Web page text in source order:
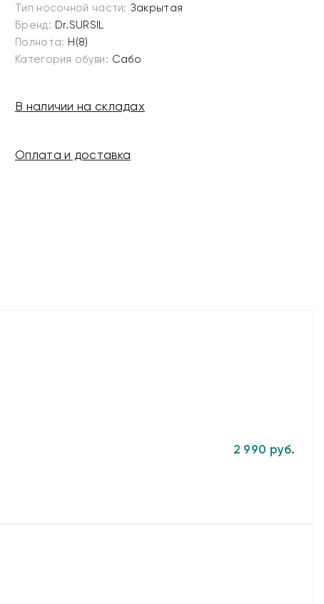
Тип носочной части: Закрытая
Бренд: Dr.SURSIL
Полнота: H(8)
Категория обуви: Сабо
В наличии на складах
Оплата и доставка
2 990 руб.